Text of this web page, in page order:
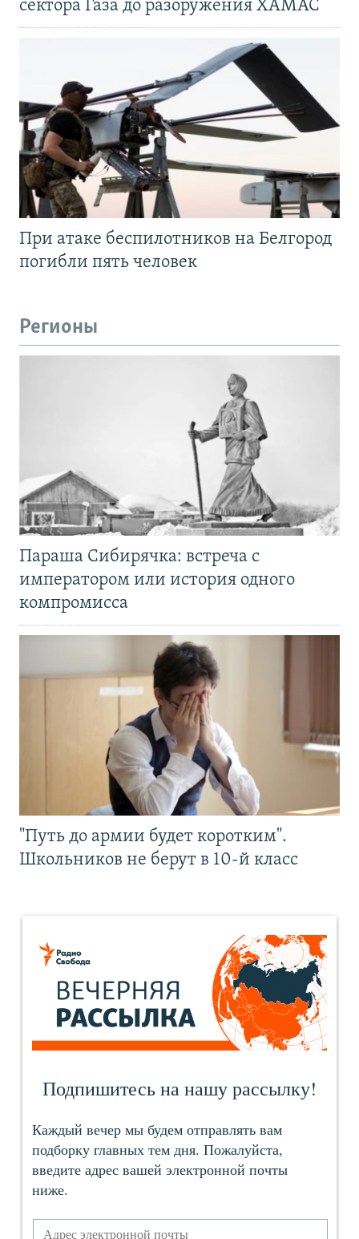
сектора Газа до разоружения ХАМАС
При атаке беспилотников на Белгород
погибли пять человек
Регионы
Параша Сибирячка: встреча с
императором или история одного
компромисса
"Путь до армии будет коротким".
Школьников не берут в 10-й класс